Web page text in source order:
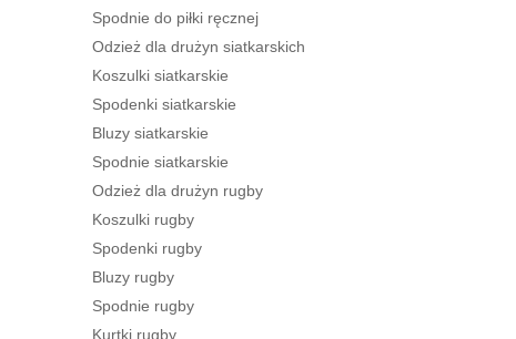
Spodnie do piłki ręcznej
Odzież dla drużyn siatkarskich
Koszulki siatkarskie
Spodenki siatkarskie
Bluzy siatkarskie
Spodnie siatkarskie
Odzież dla drużyn rugby
Koszulki rugby
Spodenki rugby
Bluzy rugby
Spodnie rugby
Kurtki rugby